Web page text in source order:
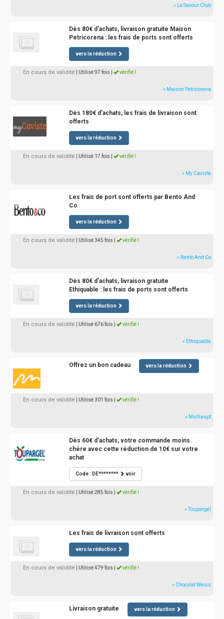
» Le Savour Club
Dès 80€ d'achats, livraison gratuite Maison
Petricorena : les frais de ports sont offerts
vers la réduction
En cours de validité | Utilisé 97 fois vérifié !
» Maison Petricorena
Dès 180€ d'achats, les frais de livraison sont
offerts
vers la réduction
En cours de validité | Utilisé 17 fois vérifié !
» My Caviste
Les frais de port sont offerts par Bento And
Co
vers la réduction
En cours de validité | Utilisé 345 fois vérifié !
» Bento And Co
Dès 80€ d'achats, livraison gratuite
Ethiquable : les frais de ports sont offerts
vers la réduction
En cours de validité | Utilisé 676 fois vérifié !
» Ethiquable
Offrez un bon cadeau vers la réduction
En cours de validité | Utilisé 301 fois vérifié !
» Mulhaupt
Dès 60€ d'achats, votre commande moins
chère avec cette réduction de 10€ sur votre
achat
Code : DE******** voir
En cours de validité | Utilisé 285 fois vérifié !
» Toupargel
Les frais de livraison sont offerts
vers la réduction
En cours de validité | Utilisé 479 fois vérifié !
» Chocolat Weiss
Livraison gratuite vers la réduction